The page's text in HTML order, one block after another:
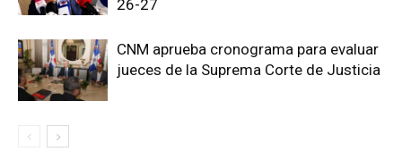
26-27
CNM aprueba cronograma para evaluar
jueces de la Suprema Corte de Justicia